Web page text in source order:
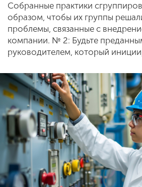
Собранные практики
образом, чтобы их группы
проблемы, связанные с
компании. № 2: Будьте
руководителем, который